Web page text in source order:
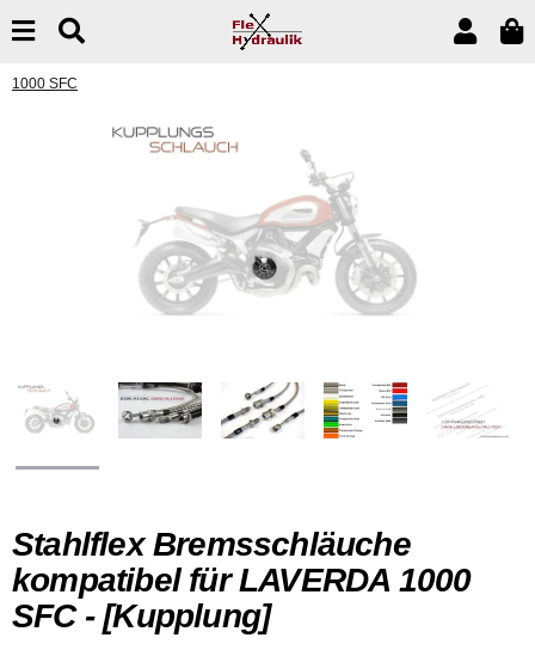
1000 SFC
Stahlflex Bremsschläuche
kompatibel für LAVERDA 1000
SFC - [Kupplung]